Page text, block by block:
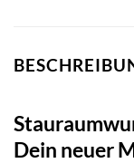
Dein neuer